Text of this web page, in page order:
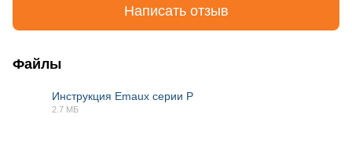
Написать отзыв
Файлы
Инструкция Emaux серии P
2.7 МБ